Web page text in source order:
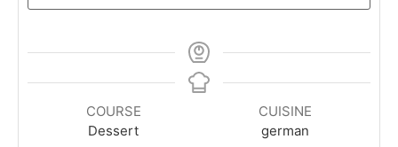
COURSE
Dessert
CUISINE
german